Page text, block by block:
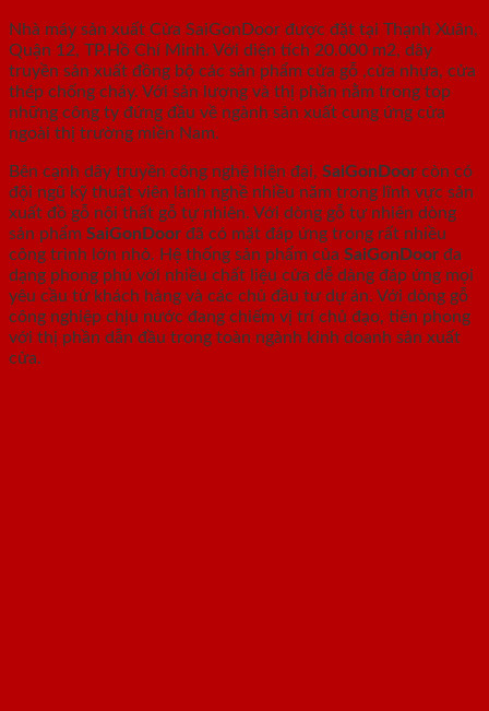
Nhà máy sản xuất Cửa SaiGonDoor được đặt tại Thạnh Xuân,
Quận 12, TP.Hồ Chí Minh. Với diện tích 20.000 m2, dây
truyền sản xuất đồng bộ các sản phẩm cửa gỗ ,cửa nhựa, cửa
thép chống cháy. Với sản lượng và thị phần nằm trong top
những công ty đứng đầu về ngành sản xuất cung ứng cửa
ngoài thị trường miền Nam.
Bên cạnh dây truyền công nghệ hiện đại, SaiGonDoor còn có
đội ngũ kỹ thuật viên lành nghề nhiều năm trong lĩnh vực sản
xuất đồ gỗ nội thất gỗ tự nhiên. Với dòng gỗ tự nhiên dòng
sản phẩm SaiGonDoor đã có mặt đáp ứng trong rất nhiều
công trình lớn nhỏ. Hệ thống sản phẩm của SaiGonDoor đa
dạng phong phú với nhiều chất liệu cửa dễ dàng đáp ứng mọi
yêu cầu từ khách hàng và các chủ đầu tư dự án. Với dòng gỗ
công nghiệp chịu nước đang chiếm vị trí chủ đạo, tiên phong
với thị phần dẫn đầu trong toàn ngành kinh doanh sản xuất
cửa.